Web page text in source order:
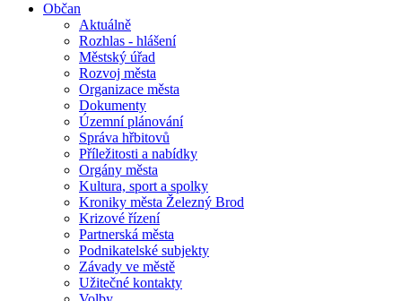
Občan
Aktuálně
Rozhlas - hlášení
Městský úřad
Rozvoj města
Organizace města
Dokumenty
Územní plánování
Správa hřbitovů
Příležitosti a nabídky
Orgány města
Kultura, sport a spolky
Kroniky města Železný Brod
Krizové řízení
Partnerská města
Podnikatelské subjekty
Závady ve městě
Užitečné kontakty